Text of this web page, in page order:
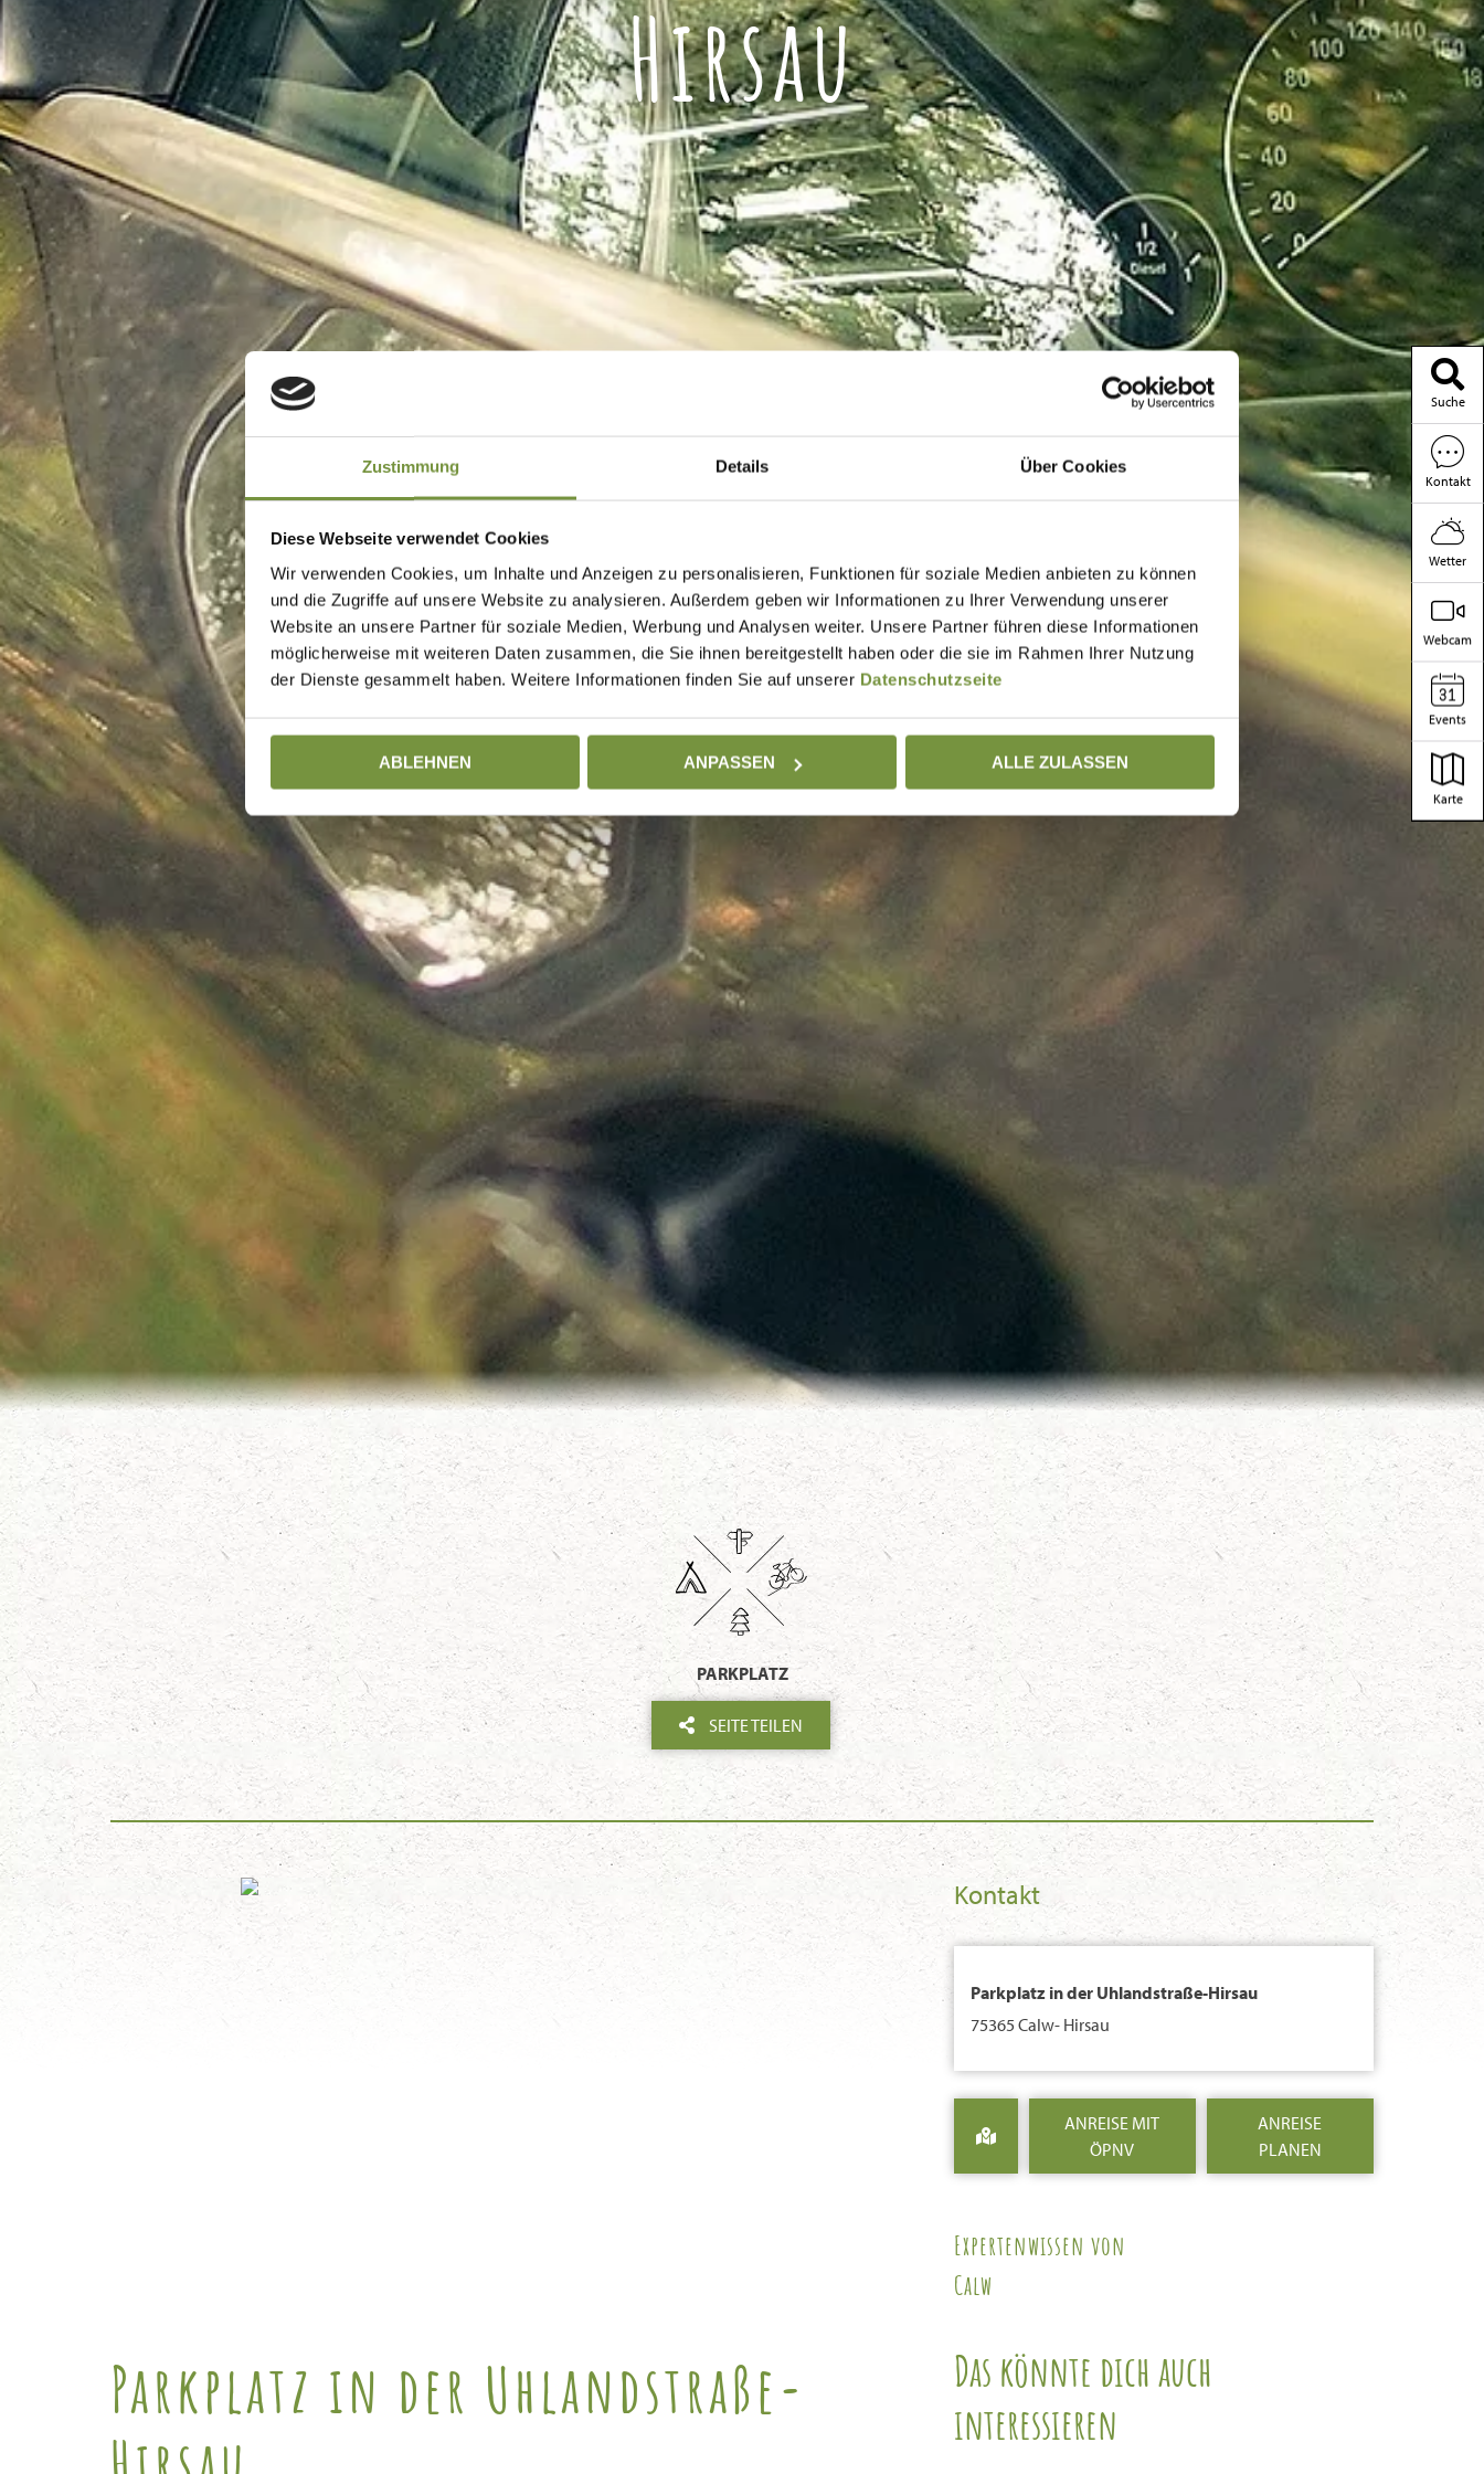
Zustimmung Details Über Cookies
Diese Webseite verwendet Cookies
Wir verwenden Cookies, um Inhalte und Anzeigen zu personalisieren, Funktionen für soziale Medien anbieten zu können
und die Zugriffe auf unsere Website zu analysieren. Außerdem geben wir Informationen zu Ihrer Verwendung unserer
Website an unsere Partner für soziale Medien, Werbung und Analysen weiter. Unsere Partner führen diese Informationen
möglicherweise mit weiteren Daten zusammen, die Sie ihnen bereitgestellt haben oder die sie im Rahmen Ihrer Nutzung
der Dienste gesammelt haben. Weitere Informationen finden Sie auf unserer Datenschutzseite
ABLEHNEN ANPASSEN ALLE ZULASSEN
Suche
Kontakt
Wetter
Webcam
Events
Karte
Hirsau
PARKPLATZ
SEITE TEILEN
Kontakt
Parkplatz in der Uhlandstraße-Hirsau
75365 Calw- Hirsau
ANREISE MIT
ÖPNV
ANREISE
PLANEN
Expertenwissen von
Calw
Parkplatz in der Uhlandstraße-
Das könnte dich auch
interessieren